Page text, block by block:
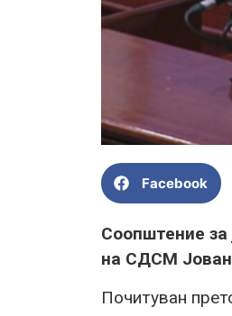
Facebook
Соопштение за
на СДСМ
Почитуван